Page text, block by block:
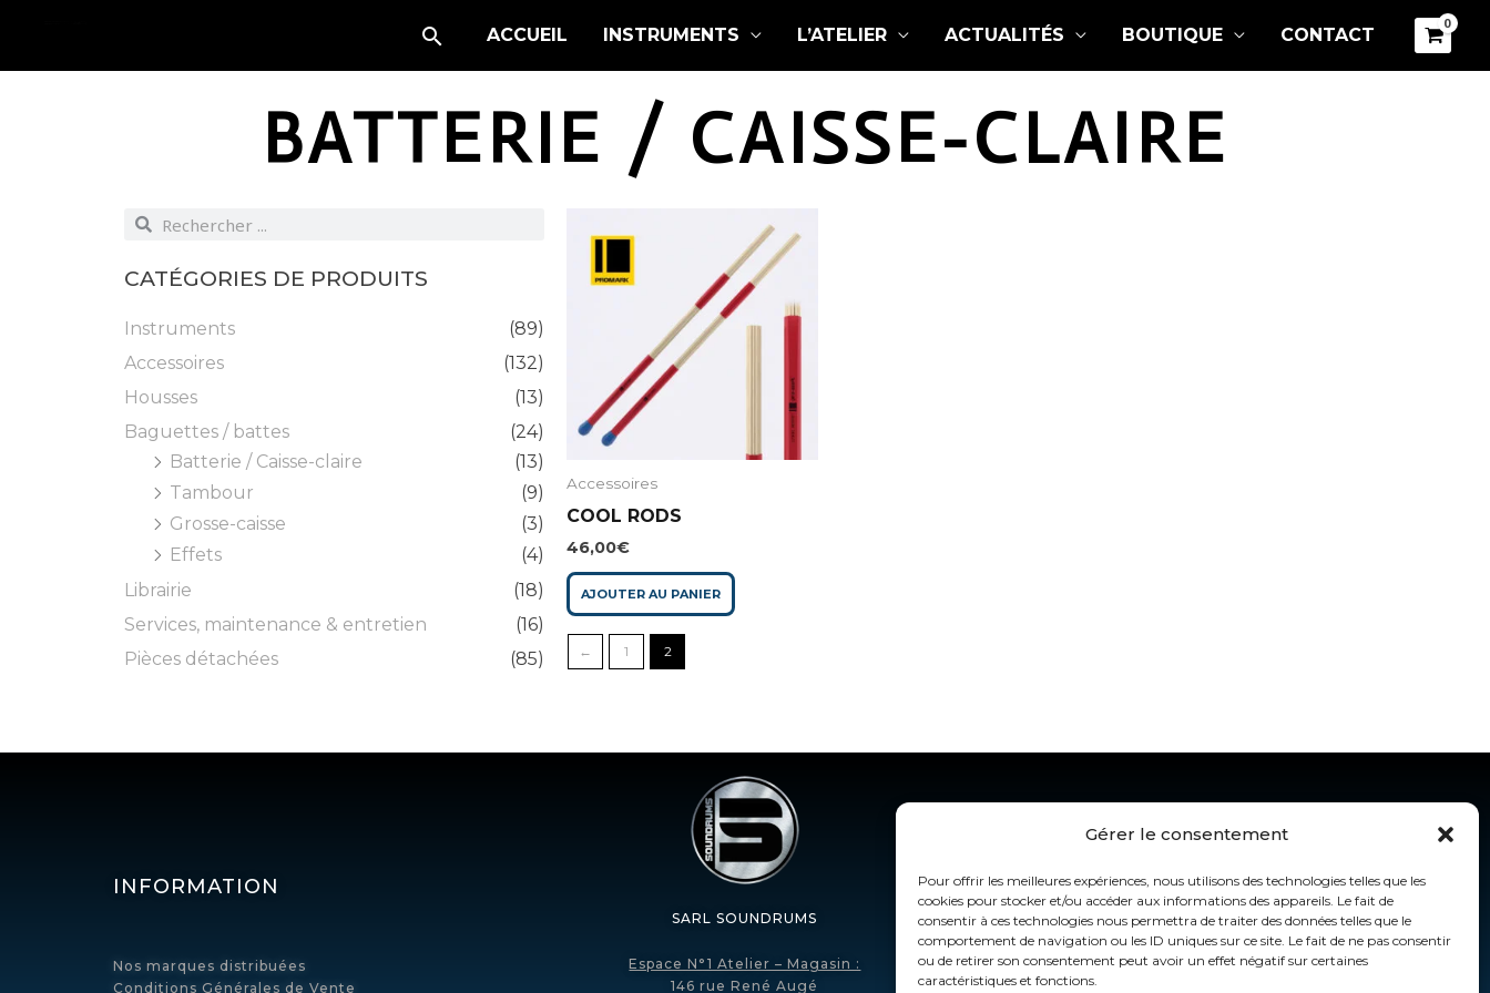
Gérer le consentement
Pour offrir les meilleures expériences, nous utilisons des technologies telles que les
cookies pour stocker et/ou accéder aux informations des appareils. Le fait de
consentir à ces technologies nous permettra de traiter des données telles que le
comportement de navigation ou les ID uniques sur ce site. Le fait de ne pas consentir
ou de retirer son consentement peut avoir un effet négatif sur certaines
caractéristiques et fonctions.
ACCUEIL INSTRUMENTS L’ATELIER ACTUALITÉS BOUTIQUE CONTACT
BATTERIE / CAISSE-CLAIRE
CATÉGORIES DE PRODUITS
Instruments
(89)
Accessoires
(132)
Housses
(13)
Baguettes / battes
(24)
Batterie / Caisse-claire
(13)
Tambour
(9)
Grosse-caisse
(3)
Effets
(4)
Librairie
(18)
Services, maintenance & entretien
(16)
Pièces détachées
(85)
Accessoires
COOL RODS
46,00€
AJOUTER AU PANIER
← 1 2
INFORMATION
Nos marques distribuées
Conditions Générales de Vente
SARL SOUNDRUMS
Espace N°1 Atelier – Magasin :
146 rue René Augé